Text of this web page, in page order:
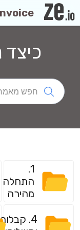
כיצד
1.
התחלה
מהירה
4. קבלות